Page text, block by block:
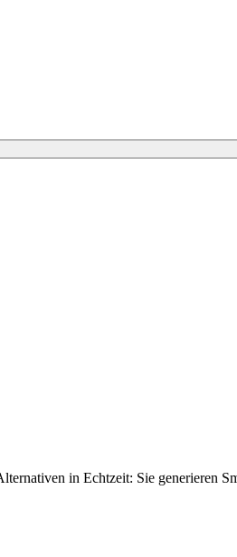
in Echtzeit: Sie generieren